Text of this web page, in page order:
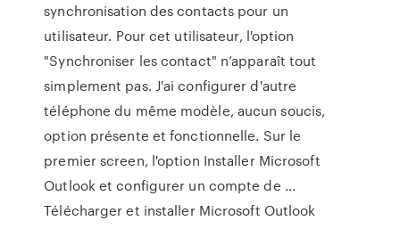
synchronisation des contacts pour un
utilisateur. Pour cet utilisateur, l'option
"Synchroniser les contact" n’apparaît tout
simplement pas. J'ai configurer d'autre
téléphone du même modèle, aucun soucis,
option présente et fonctionnelle. Sur le
premier screen, l'option Installer Microsoft
Outlook et configurer un compte de ...
Télécharger et installer Microsoft Outlook